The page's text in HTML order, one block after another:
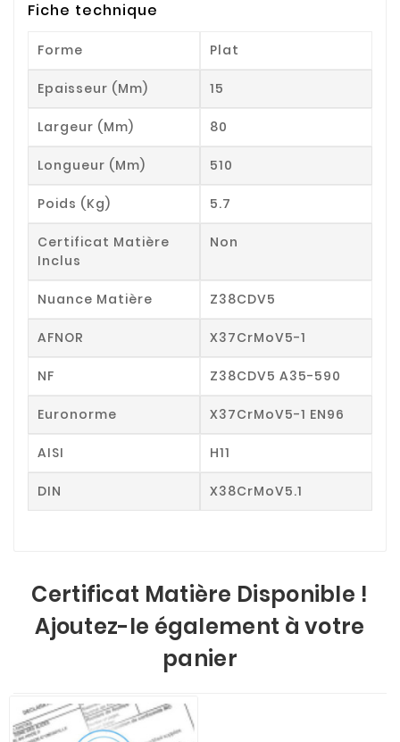
Fiche technique
Forme Plat
Epaisseur (mm) 15
Largeur (mm) 80
Longueur (mm) 510
Poids (kg) 5.7
Certificat Matière
Inclus
Non
Nuance Matière Z38CDV5
AFNOR X37CrMoV5-1
NF Z38CDV5 A35-590
Euronorme X37CrMoV5-1 EN96
AISI H11
DIN X38CrMoV5.1
Certificat Matière Disponible !
Ajoutez-le également à votre
panier